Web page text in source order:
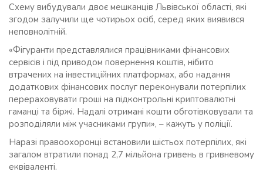
Схему вибудували двоє мешканців Львівської області, які
згодом залучили ще чотирьох осіб, серед яких виявився
неповнолітній.
«Фігуранти представлялися працівниками фінансових
сервісів і під приводом повернення коштів, нібито
втрачених на інвестиційних платформах, або надання
додаткових фінансових послуг переконували потерпілих
перераховувати гроші на підконтрольні криптовалютні
гаманці та біржі. Надалі отримані кошти обготівковували та
розподіляли між учасниками групи», – кажуть у поліції.
Наразі правоохоронці встановили шістьох потерпілих, які
загалом втратили понад 2,7 мільйона гривень в гривневому
еквіваленті.